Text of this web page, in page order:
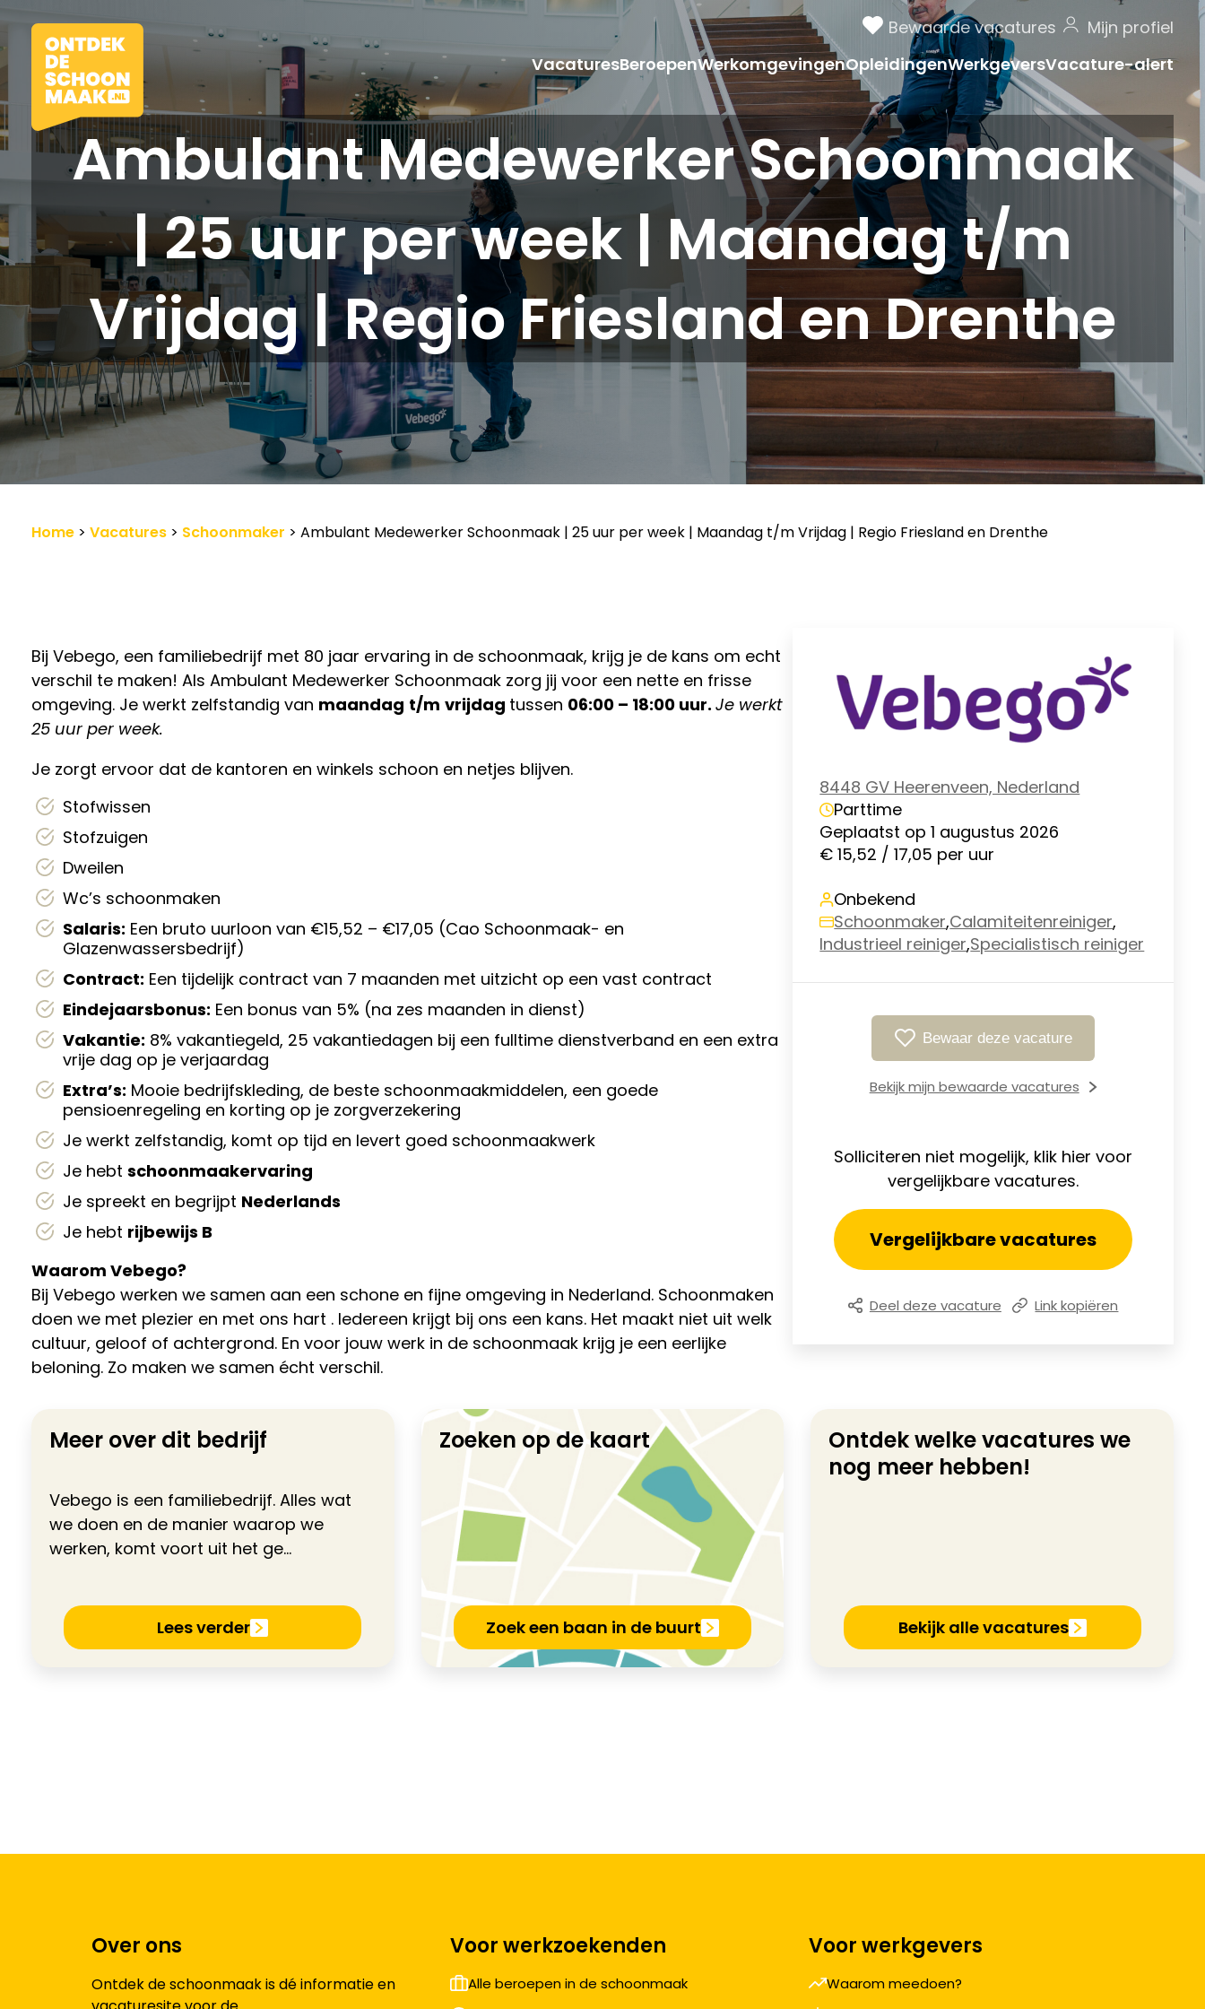
Bewaarde vacatures
Mijn profiel
VacaturesBeroepenWerkomgevingenOpleidingenWerkgeversVacature-alert
Ambulant Medewerker Schoonmaak
| 25 uur per week | Maandag t/m
Vrijdag | Regio Friesland en Drenthe
Home > Vacatures > Schoonmaker > Ambulant Medewerker Schoonmaak | 25 uur per week | Maandag t/m Vrijdag | Regio Friesland en Drenthe
Bij Vebego, een familiebedrijf met 80 jaar ervaring in de schoonmaak, krijg je de kans om echt
verschil te maken! Als Ambulant Medewerker Schoonmaak zorg jij voor een nette en frisse
omgeving. Je werkt zelfstandig van maandag t/m vrijdag tussen 06:00 – 18:00 uur. Je werkt
25 uur per week.
Je zorgt ervoor dat de kantoren en winkels schoon en netjes blijven.
Stofwissen
Stofzuigen
Dweilen
Wc’s schoonmaken
Salaris: Een bruto uurloon van €15,52 – €17,05 (Cao Schoonmaak- en
Glazenwassersbedrijf)
Contract: Een tijdelijk contract van 7 maanden met uitzicht op een vast contract
Eindejaarsbonus: Een bonus van 5% (na zes maanden in dienst)
Vakantie: 8% vakantiegeld, 25 vakantiedagen bij een fulltime dienstverband en een extra
vrije dag op je verjaardag
Extra’s: Mooie bedrijfskleding, de beste schoonmaakmiddelen, een goede
pensioenregeling en korting op je zorgverzekering
Je werkt zelfstandig, komt op tijd en levert goed schoonmaakwerk
Je hebt schoonmaakervaring
Je spreekt en begrijpt Nederlands
Je hebt rijbewijs B
Waarom Vebego?
Bij Vebego werken we samen aan een schone en fijne omgeving in Nederland. Schoonmaken
doen we met plezier en met ons hart . Iedereen krijgt bij ons een kans. Het maakt niet uit welk
cultuur, geloof of achtergrond. En voor jouw werk in de schoonmaak krijg je een eerlijke
beloning. Zo maken we samen écht verschil.
8448 GV Heerenveen, Nederland
Parttime
Geplaatst op 1 augustus 2026
€ 15,52 / 17,05 per uur
Onbekend
Schoonmaker,Calamiteitenreiniger,
Industrieel reiniger,Specialistisch reiniger
Bewaar deze vacature
Bekijk mijn bewaarde vacatures
Solliciteren niet mogelijk, klik hier voor
vergelijkbare vacatures.
Vergelijkbare vacatures
Deel deze vacature Link kopiëren
Meer over dit bedrijf
Vebego is een familiebedrijf. Alles wat
we doen en de manier waarop we
werken, komt voort uit het ge...
Lees verder
Zoeken op de kaart
Zoek een baan in de buurt
Ontdek welke vacatures we
nog meer hebben!
Bekijk alle vacatures
Over ons
Ontdek de schoonmaak is dé informatie en
Voor werkzoekenden
Alle beroepen in de schoonmaak
Voor werkgevers
Waarom meedoen?
Vacatures
Beroepen
Werkomgevingen
Opleidingen
Werkgevers